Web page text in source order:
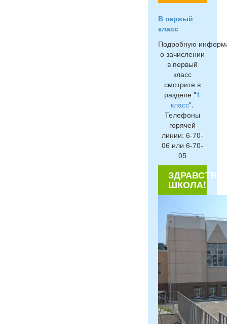
В первый
класс
Подробную
о зачислении
в первый
класс
смотрите в
разделе "1
класс".
Телефоны
горячей
линии: 6-70-
06 или 6-70-
05
ШКОЛА!